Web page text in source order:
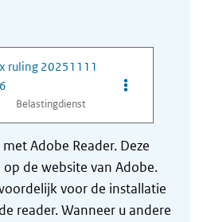
ruling 20251111
Belastingdienst
Opties van
Adobe Reader. Deze
de website van Adobe.
voor de installatie
reader. Wanneer u andere